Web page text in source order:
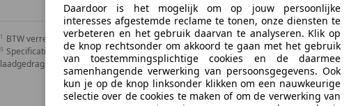
BTW verrekenbaar
Specificatie van de fabrikant voor nieuwe voertuigen. Afhankelijk van de kilometerstand,
laadgedrag, kan de radius van occasies aanzienlijk variëren.
Daardoor is het mogelijk om op jouw persoonlijke
interesses afgestemde reclame te tonen, onze diensten te
verbeteren en het gebruik daarvan te analyseren. Klik op
de knop rechtsonder om akkoord te gaan met het gebruik
van toestemmingsplichtige cookies en de daarmee
samenhangende verwerking van persoonsgegevens. Ook
kun je op de knop linksonder klikken om een nauwkeurige
selectie over de cookies te maken of om de verwerking van